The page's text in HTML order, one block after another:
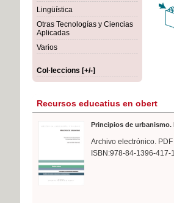
Lingüística
Otras Tecnologías y Ciencias
Aplicadas
Varios
Col·leccions [+/-]
Recursos educatius en obert
Principios de urbanismo.
Archivo electrónico.
ISBN:978-84-1396-417-1